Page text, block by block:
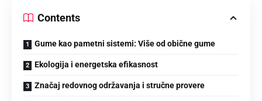
Contents
Gume kao pametni sistemi: Više od obične gume
Ekologija i energetska efikasnost
Značaj redovnog održavanja i stručne provere